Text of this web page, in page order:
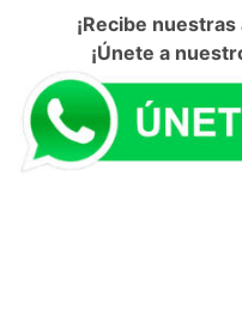
¡Recibe
¡Únete a